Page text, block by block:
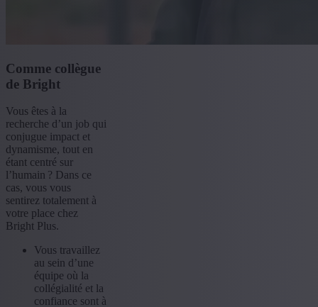
Comme collègue
de Bright
Vous êtes à la
recherche d’un job qui
conjugue impact et
dynamisme, tout en
étant centré sur
l’humain ? Dans ce
cas, vous vous
sentirez totalement à
votre place chez
Bright Plus.
Vous travaillez
au sein d’une
équipe où la
collégialité et la
confiance sont à